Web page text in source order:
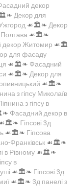
декор
Декор для
☙🏛️❧ Декор
Полтава ☙🏛️❧
декор Житомир ☙🏛️
для фасаду
☙🏛️❧ Фасадний
☙🏛️❧ Декор для
☙🏛️❧
з гіпсу Миколаїв
з гіпсу в
Фасадний декор в
Гіпсові 3д
☙🏛️❧ Гіпсова
Франківськ ☙🏛️❧
в Рівному ☙🏛️❧
в
☙🏛️❧ Гіпсові 3д
☙🏛️❧ 3д панелі з